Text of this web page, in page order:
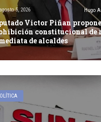
agosto 5, 2026 Hugo
Victor Piñan propone
constitucional de
de alcaldes